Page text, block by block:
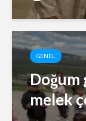
GENEL
Doğum
melek